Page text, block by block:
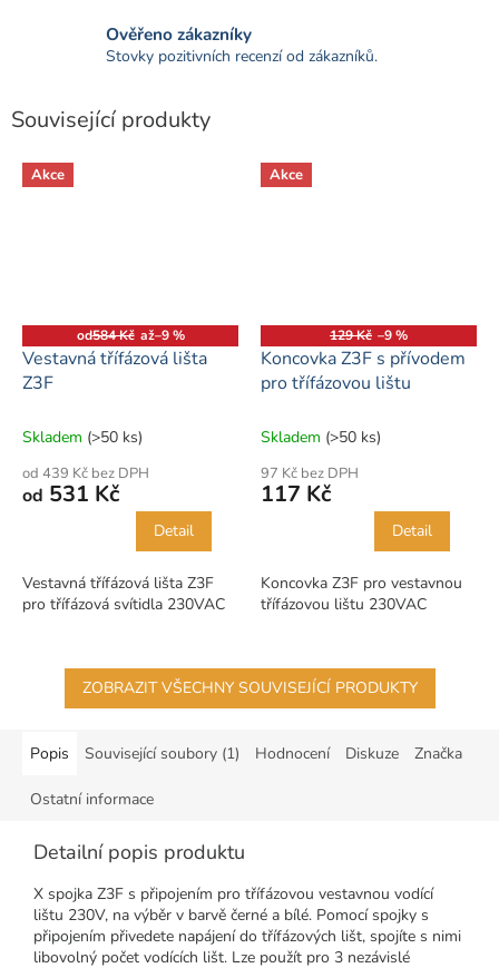
Ověřeno zákazníky
Stovky pozitivních recenzí od zákazníků.
Související produkty
Akce
od584 Kč až–9 %
Vestavná třífázová lišta
Z3F
Skladem (>50 ks)
od 439 Kč bez DPH
od 531 Kč
Detail
Vestavná třífázová lišta Z3F
pro třífázová svítidla 230VAC
Akce
129 Kč –9 %
Koncovka Z3F s přívodem
pro třífázovou lištu
Skladem (>50 ks)
97 Kč bez DPH
117 Kč
Detail
Koncovka Z3F pro vestavnou
třífázovou lištu 230VAC
ZOBRAZIT VŠECHNY SOUVISEJÍCÍ PRODUKTY
Popis Související soubory (1) Hodnocení Diskuze Značka
Ostatní informace
Detailní popis produktu
X spojka Z3F s připojením pro třífázovou vestavnou vodící
lištu 230V, na výběr v barvě černé a bílé. Pomocí spojky s
připojením přivedete napájení do třífázových lišt, spojíte s nimi
libovolný počet vodících lišt. Lze použít pro 3 nezávislé